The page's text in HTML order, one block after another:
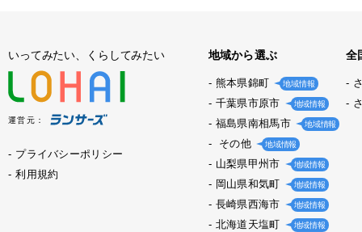
いってみたい、くらしてみたい
運営元：
プライバシーポリシー
利用規約
地域から選ぶ
熊本県錦町 地域情報
千葉県市原市 地域情報
福島県南相馬市 地域情報
その他 地域情報
山梨県甲州市 地域情報
岡山県和気町 地域情報
長崎県西海市 地域情報
北海道天塩町 地域情報
全